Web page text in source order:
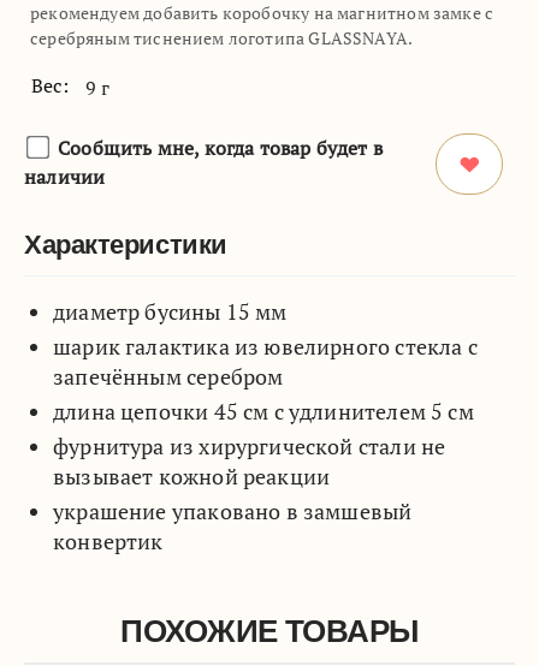
рекомендуем добавить коробочку на магнитном замке с
серебряным тиснением логотипа GLASSNAYA.
Вес: 9 г
Сообщить мне, когда товар будет в
наличии
Характеристики
диаметр бусины 15 мм
шарик галактика из ювелирного стекла с
запечённым серебром
длина цепочки 45 см с удлинителем 5 см
фурнитура из хирургической стали не
вызывает кожной реакции
украшение упаковано в замшевый
конвертик
ПОХОЖИЕ ТОВАРЫ